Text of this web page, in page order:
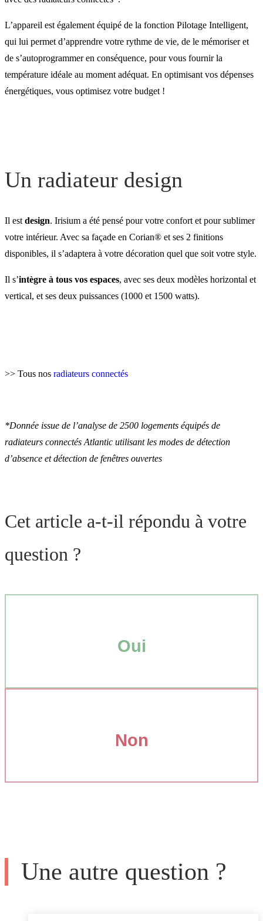
L’appareil est également équipé de la fonction Pilotage Intelligent,
qui lui permet d’apprendre votre rythme de vie, de le mémoriser et
de s’autoprogrammer en conséquence, pour vous fournir la
température idéale au moment adéquat. En optimisant vos dépenses
énergétiques, vous optimisez votre budget !
Un radiateur design
Il est design. Irisium a été pensé pour votre confort et pour sublimer
votre intérieur. Avec sa façade en Corian® et ses 2 finitions
disponibles, il s’adaptera à votre décoration quel que soit votre style.
Il s’intègre à tous vos espaces, avec ses deux modèles horizontal et
vertical, et ses deux puissances (1000 et 1500 watts).
>> Tous nos radiateurs connectés
*Donnée issue de l’analyse de 2500 logements équipés de
radiateurs connectés Atlantic utilisant les modes de détection
d’absence et détection de fenêtres ouvertes
Cet article a-t-il répondu à votre
question ?
Oui
Non
Une autre question ?